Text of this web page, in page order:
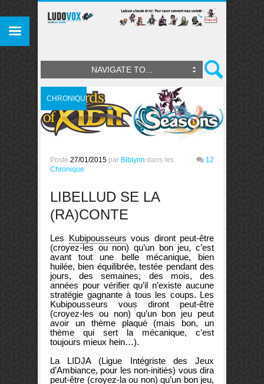
NAVIGATE TO...
CHRONIQUE
Posté 27/01/2015 par Biblynn dans les
Chronique
12
LIBELLUD SE LA
(RA)CONTE
Les Kubipousseurs vous diront peut-être
(croyez-les ou non) qu’un bon jeu, c’est
avant tout une belle mécanique, bien
huilée, bien équilibrée, testée pendant des
jours, des semaines, des mois, des
années pour vérifier qu’il n’existe aucune
stratégie gagnante à tous les coups. Les
Kubipousseurs vous diront peut-être
(croyez-les ou non) qu’un bon jeu peut
avoir un thème plaqué (mais bon, un
thème qui sert la mécanique, c’est
toujours mieux hein…).
La LIDJA (Ligue Intégriste des Jeux
d’Ambiance, pour les non-initiés) vous dira
peut-être (croyez-la ou non) qu’un bon jeu,